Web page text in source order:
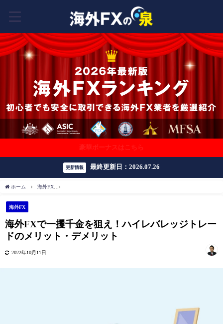
豪華ボーナスはこちら
更新情報 最終更新日：2026.07.26
ホーム 海外FX
海外FX
海外FXで一攫千金を狙え！ハイレバレッジトレー
ドのメリット・デメリット
2022年10月11日